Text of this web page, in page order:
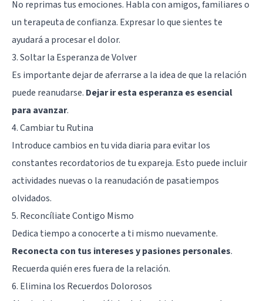
No reprimas tus emociones. Habla con amigos, familiares o
un terapeuta de confianza. Expresar lo que sientes te
ayudará a procesar el dolor.
3. Soltar la Esperanza de Volver
Es importante dejar de aferrarse a la idea de que la relación
puede reanudarse. Dejar ir esta esperanza es esencial
para avanzar.
4. Cambiar tu Rutina
Introduce cambios en tu vida diaria para evitar los
constantes recordatorios de tu expareja. Esto puede incluir
actividades nuevas o la reanudación de pasatiempos
olvidados.
5. Reconcíliate Contigo Mismo
Dedica tiempo a conocerte a ti mismo nuevamente.
Reconecta con tus intereses y pasiones personales.
Recuerda quién eres fuera de la relación.
6. Elimina los Recuerdos Dolorosos